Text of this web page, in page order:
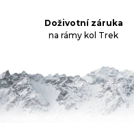
Doživotní záruka
na rámy kol Trek